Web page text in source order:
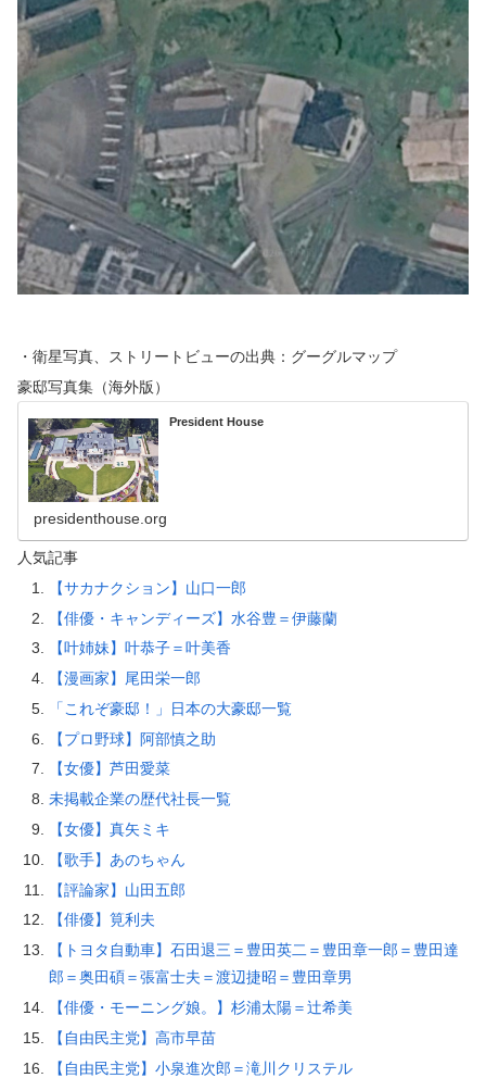
・衛星写真、ストリートビューの出典：グーグルマップ
豪邸写真集（海外版）
President House
presidenthouse.org
人気記事
【サカナクション】山口一郎
【俳優・キャンディーズ】水谷豊＝伊藤蘭
【叶姉妹】叶恭子＝叶美香
【漫画家】尾田栄一郎
「これぞ豪邸！」日本の大豪邸一覧
【プロ野球】阿部慎之助
【女優】芦田愛菜
未掲載企業の歴代社長一覧
【女優】真矢ミキ
【歌手】あのちゃん
【評論家】山田五郎
【俳優】筧利夫
【トヨタ自動車】石田退三＝豊田英二＝豊田章一郎＝豊田達
郎＝奥田碩＝張富士夫＝渡辺捷昭＝豊田章男
【俳優・モーニング娘。】杉浦太陽＝辻希美
【自由民主党】高市早苗
【自由民主党】小泉進次郎＝滝川クリステル